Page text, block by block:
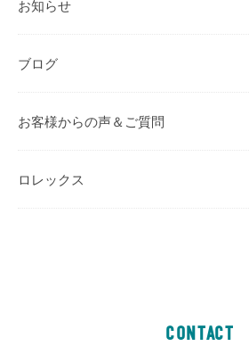
お知らせ
ブログ
お客様からの声＆ご質問
ロレックス
CONTACT